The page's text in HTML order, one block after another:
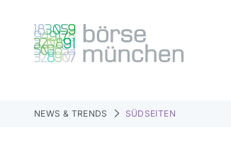
NEWS & TRENDS SÜDSEITEN